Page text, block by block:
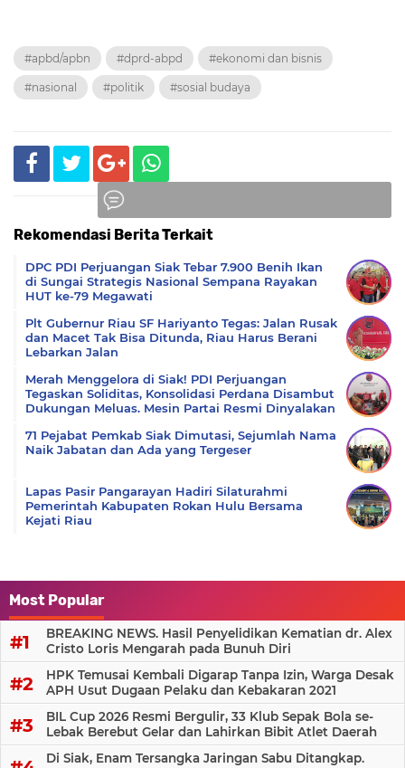
#apbd/apbn #dprd-abpd #ekonomi dan bisnis
#nasional #politik #sosial budaya
Rekomendasi Berita Terkait
DPC PDI Perjuangan Siak Tebar 7.900 Benih Ikan
di Sungai Strategis Nasional Sempana Rayakan
HUT ke-79 Megawati
Plt Gubernur Riau SF Hariyanto Tegas: Jalan Rusak
dan Macet Tak Bisa Ditunda, Riau Harus Berani
Lebarkan Jalan
Merah Menggelora di Siak! PDI Perjuangan
Tegaskan Soliditas, Konsolidasi Perdana Disambut
Dukungan Meluas. Mesin Partai Resmi Dinyalakan
71 Pejabat Pemkab Siak Dimutasi, Sejumlah Nama
Naik Jabatan dan Ada yang Tergeser
Lapas Pasir Pangarayan Hadiri Silaturahmi
Pemerintah Kabupaten Rokan Hulu Bersama
Kejati Riau
Most Popular
BREAKING NEWS. Hasil Penyelidikan Kematian dr. Alex
Cristo Loris Mengarah pada Bunuh Diri
HPK Temusai Kembali Digarap Tanpa Izin, Warga Desak
APH Usut Dugaan Pelaku dan Kebakaran 2021
BIL Cup 2026 Resmi Bergulir, 33 Klub Sepak Bola se-
Lebak Berebut Gelar dan Lahirkan Bibit Atlet Daerah
Di Siak, Enam Tersangka Jaringan Sabu Ditangkap.